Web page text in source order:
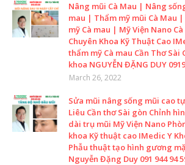
Nâng mũi Cà Mau | Nâng
mau | Thẩm mỹ mũi Cà Mau
mỹ Cà mau | Mỹ Viện Nano
Chuyên Khoa Kỹ Thuật Cao
thẩm mỹ Cà mau Cần Thơ Sài
khoa NGUYỄN ĐẶNG DUY
March 26, 2022
Sửa mũi nâng sống mũi cao
Liêu Cần thơ Sài gòn Chỉnh
dài trụ mũi Mỹ Viện Nano
khoa Kỹ thuật cao IMedic Y
Phẫu thuật tạo hình gương
Nguyễn Đặng Duy 091 944 94